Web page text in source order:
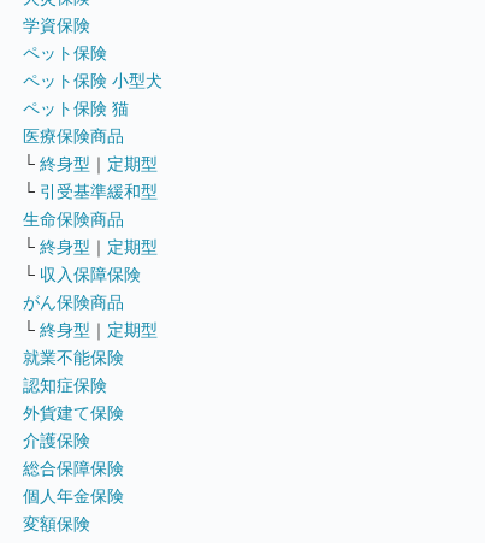
学資保険
ペット保険
ペット保険 小型犬
ペット保険 猫
医療保険商品
└ 終身型 ｜ 定期型
└ 引受基準緩和型
生命保険商品
└ 終身型 ｜ 定期型
└ 収入保障保険
がん保険商品
└ 終身型 ｜ 定期型
就業不能保険
認知症保険
外貨建て保険
介護保険
総合保障保険
個人年金保険
変額保険